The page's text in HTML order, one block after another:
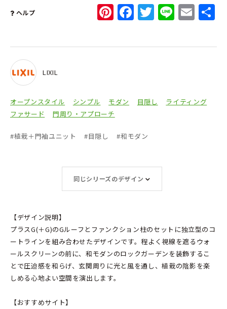
ヘルプ Pinterest
Facebook
Twitter
Line
LIXIL
オープンスタイル シンプル モダン 目隠し
ライティング
ファサード
門周り・アプローチ
#植栽＋門袖ユニット #目隠し #和モダン
同じシリーズのデザイン
【デザイン説明】
プラスG(＋G)のGルーフとファンクション柱のセットに独立型のコ
ートラインを組み合わせたデザインです。程よく視線を遮るウォ
ールスクリーンの前に、和モダンのロックガーデンを装飾するこ
とで圧迫感を和らげ、玄関周りに光と風を通し、植栽の陰影を楽
しめる心地よい空間を演出します。
【おすすめサイト】